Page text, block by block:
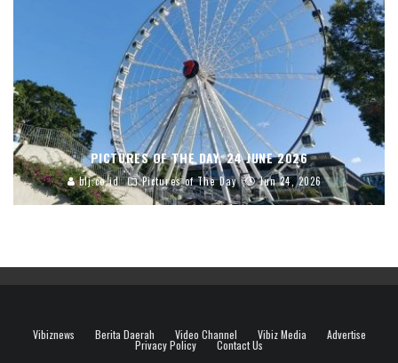
PICTURES OF THE DAY, 24 JUNE 2026
blj.co.id Pictures of The Day Jun 24, 2026
Vibiznews Berita Daerah Video Channel Vibiz Media Advertise
Privacy Policy Contact Us